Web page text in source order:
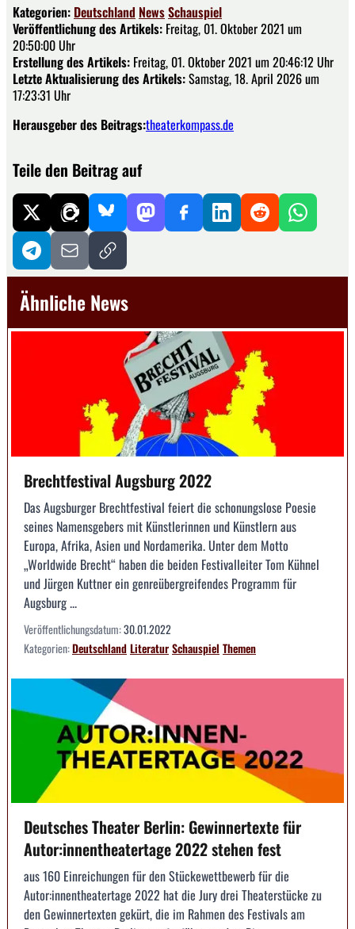
Kategorien: Deutschland NewsSchauspiel
Veröffentlichung des Artikels: Freitag, 01. Oktober 2021 um
20:50:00 Uhr
Erstellung des Artikels: Freitag, 01. Oktober 2021 um 20:46:12 Uhr
Letzte Aktualisierung des Artikels:Samstag, 18. April 2026 um
17:23:31 Uhr
Herausgeber des Beitrags:theaterkompass.de
Teile den Beitrag auf
Ähnliche News
Brechtfestival Augsburg 2022
Das Augsburger Brechtfestival feiert die schonungslose Poesie
seines Namensgebers mit Künstlerinnen und Künstlern aus
Europa, Afrika, Asien und Nordamerika. Unter dem Motto
„Worldwide Brecht“ haben die beiden Festivalleiter Tom Kühnel
und Jürgen Kuttner ein genreübergreifendes Programm für
Augsburg ...
Veröffentlichungsdatum:30.01.2022
Kategorien:DeutschlandLiteraturSchauspiel Themen
Deutsches Theater Berlin: Gewinnertexte für
Autor:innentheatertage 2022 stehen fest
aus 160 Einreichungen für den Stückewettbewerb für die
Autor:innentheatertage 2022 hat die Jury drei Theaterstücke zu
den Gewinnertexten gekürt, die im Rahmen des Festivals am